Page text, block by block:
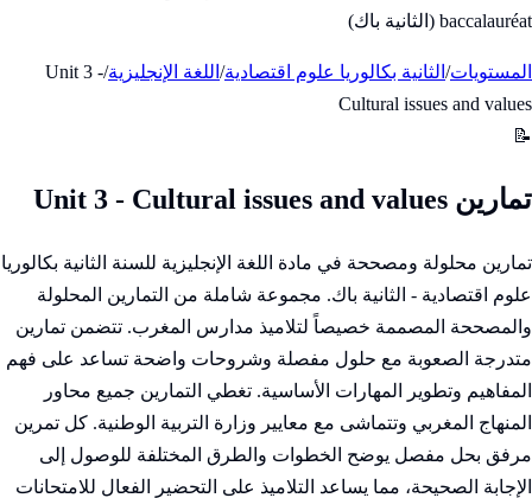
baccalauréat (الثانية باك)
المستويات/ الثانية بكالوريا علوم اقتصادية/ اللغة الإنجليزية/
Unit 3 -
Cultural issues and values
📝
تمارين Unit 3 - Cultural issues and values
تمارين محلولة ومصححة في مادة اللغة الإنجليزية للسنة الثانية بكالوريا
علوم اقتصادية - الثانية باك. مجموعة شاملة من التمارين المحلولة
والمصححة المصممة خصيصاً لتلاميذ مدارس المغرب. تتضمن تمارين
متدرجة الصعوبة مع حلول مفصلة وشروحات واضحة تساعد على فهم
المفاهيم وتطوير المهارات الأساسية. تغطي التمارين جميع محاور
المنهاج المغربي وتتماشى مع معايير وزارة التربية الوطنية. كل تمرين
مرفق بحل مفصل يوضح الخطوات والطرق المختلفة للوصول إلى
الإجابة الصحيحة، مما يساعد التلاميذ على التحضير الفعال للامتحانات